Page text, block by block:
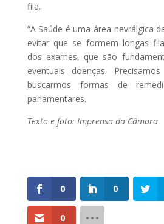
fila.
“A Saúde é uma área nevrálgica
evitar que se formem longas
dos exames, que são
eventuais doenças.
buscarmos formas de
parlamentares.
Texto e foto: Imprensa da Câmara
0 0
0